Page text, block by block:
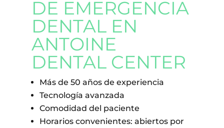
DE EMERGENCIA
DENTAL EN
ANTOINE
DENTAL CENTER
Más de 50 años de experiencia
Tecnología avanzada
Comodidad del paciente
Horarios convenientes: abiertos por